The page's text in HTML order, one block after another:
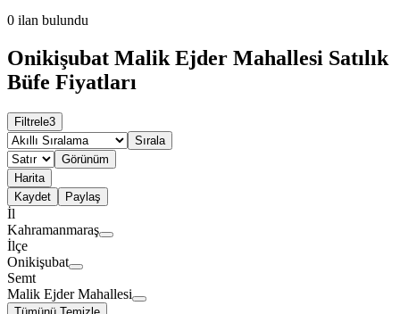
0 ilan bulundu
Onikişubat Malik Ejder Mahallesi Satılık
Büfe Fiyatları
Filtrele3
Sırala
Görünüm
Harita
Kaydet
Paylaş
İl
Kahramanmaraş
İlçe
Onikişubat
Semt
Malik Ejder Mahallesi